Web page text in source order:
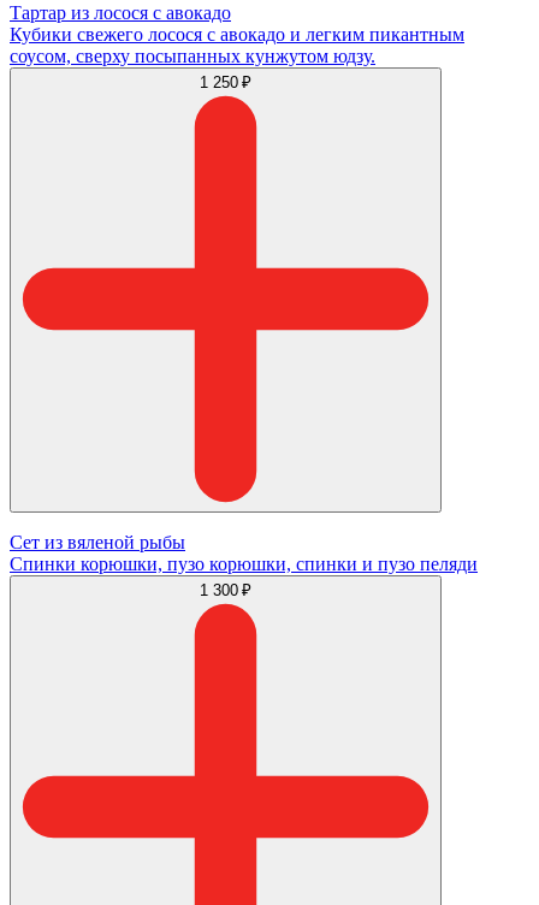
Тартар из лосося с авокадо
Кубики свежего лосося с авокадо и легким пикантным
соусом, сверху посыпанных кунжутом юдзу.
1 250 ₽
Сет из вяленой рыбы
Спинки корюшки, пузо корюшки, спинки и пузо пеляди
1 300 ₽